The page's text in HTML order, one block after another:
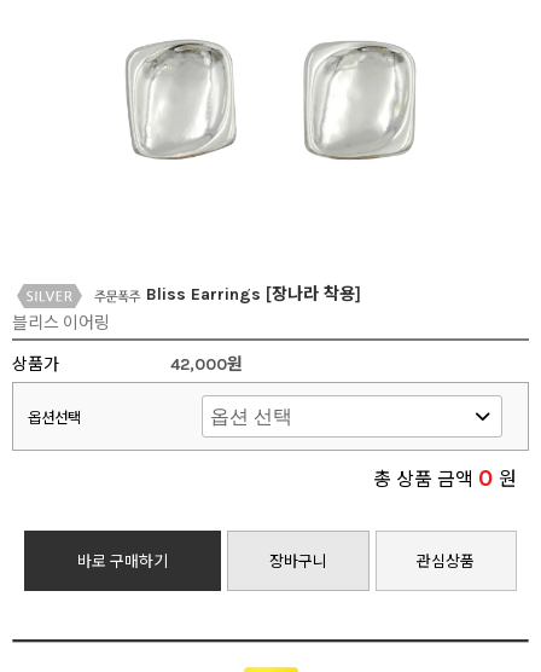
Bliss Earrings [장나라 착용]
블리스 이어링
상품가
42,000원
옵션선택
총 상품 금액 0 원
바로 구매하기 장바구니 관심상품